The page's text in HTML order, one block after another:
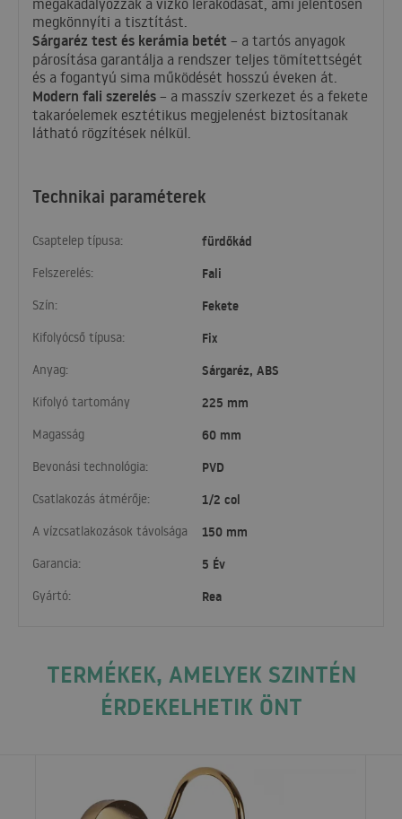
Technikai paraméterek
Csaptelep típusa: fürdőkád
Felszerelés: Fali
Szín: Fekete
Kifolyócső típusa: Fix
Anyag: Sárgaréz, ABS
Kifolyó tartomány 225 mm
Magasság 60 mm
Bevonási technológia: PVD
Csatlakozás átmérője: 1/2 col
A vízcsatlakozások távolsága 150 mm
Garancia: 5 Év
Gyártó: Rea
megkönnyíti a tisztítást.
Sárgaréz test és kerámia betét – a tartós anyagok
párosítása garantálja a rendszer teljes tömítettségét
és a fogantyú sima működését hosszú éveken át.
Modern fali szerelés – a masszív szerkezet és a fekete
takaróelemek esztétikus megjelenést biztosítanak
látható rögzítések nélkül.
TERMÉKEK, AMELYEK SZINTÉN
ÉRDEKELHETIK ÖNT